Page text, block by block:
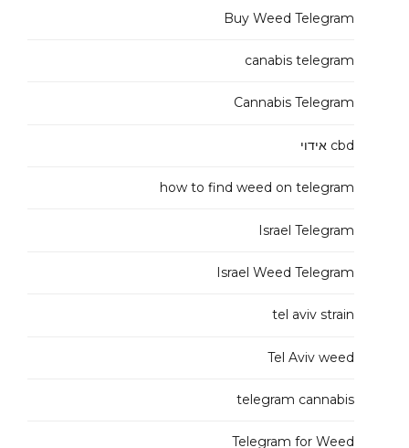
Buy Weed Telegram
canabis telegram
Cannabis Telegram
cbd אידוי
how to find weed on telegram
Israel Telegram
Israel Weed Telegram
tel aviv strain
Tel Aviv weed
telegram cannabis
Telegram for Weed